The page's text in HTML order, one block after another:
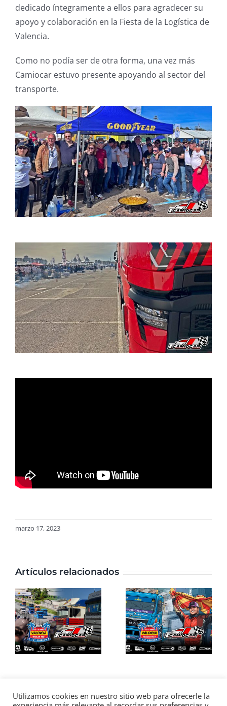
dedicado íntegramente a ellos para agradecer su
apoyo y colaboración en la Fiesta de la Logística de
Valencia.
Como no podía ser de otra forma, una vez más
Camiocar estuvo presente apoyando al sector del
transporte.
marzo 17, 2023
Artículos relacionados
Camiocar Blog
Utilizamos cookies en nuestro sitio web para ofrecerle la